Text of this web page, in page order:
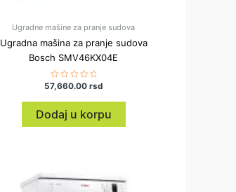
Ugradne mašine za pranje sudova
Ugradna mašina za pranje sudova
Bosch SMV46KX04E
Ocenjeno
sa
0
od
5
57,660.00rsd
Dodaj u korpu